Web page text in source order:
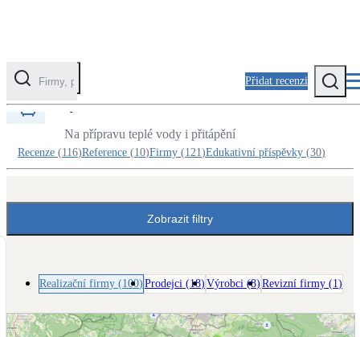
Přidat recenzi
Kategorie
Fotovoltaika
Tepelná čerpadla
Zateplení
Realizační firmy v kategorii Solární termický
systém
Na přípravu teplé vody i přitápění
Recenze (116)Reference (10)Firmy (121)Edukativní příspěvky (30)
Zobrazit filtry
Realizační firmy (100) Prodejci (18) Výrobci (8) Revizní firmy (1)